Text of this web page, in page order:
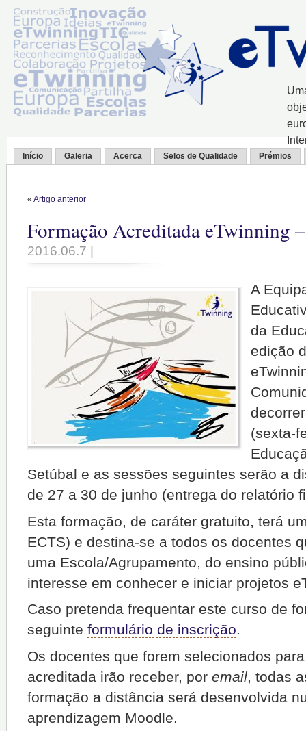
Início Galeria Acerca Selos de Qualidade Prémios
« Artigo anterior
Formação Acreditada eTwinning
2016.06.7 |
A
da
edição
(sexta-
Setúbal e as sessões seguintes serão a
de 27 a 30 de junho (entrega do relatório
Esta formação, de caráter gratuito, terá
ECTS) e destina-se a todos os docentes
uma Escola/Agrupamento, do ensino
interesse em conhecer e iniciar projetos
Caso pretenda frequentar este curso de
seguinte formulário de inscrição.
Os docentes que forem selecionados
acreditada irão receber, por email, todas
formação a distância será desenvolvida
aprendizagem Moodle.